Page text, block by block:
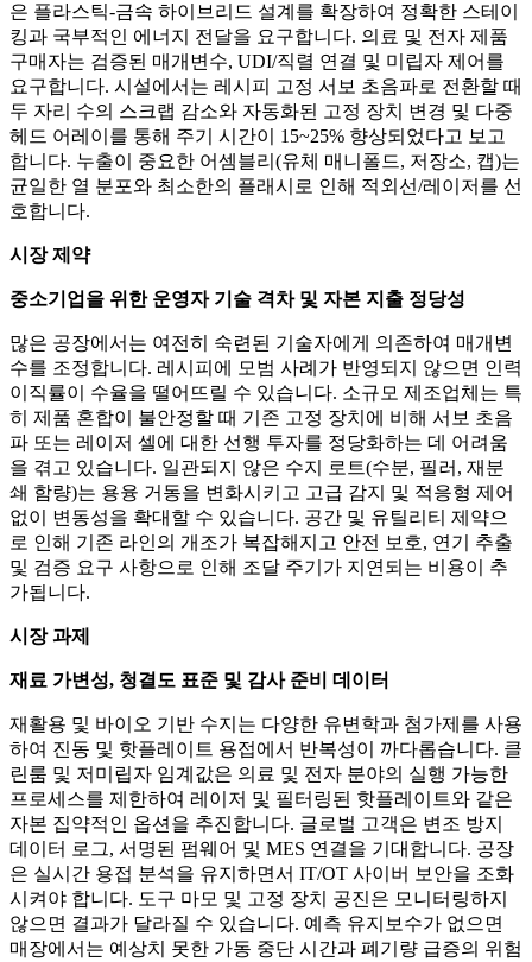
은 플라스틱-금속 하이브리드 설계를 확장하여 정확한 스테이
킹과 국부적인 에너지 전달을 요구합니다. 의료 및 전자 제품
구매자는 검증된 매개변수, UDI/직렬 연결 및 미립자 제어를
요구합니다. 시설에서는 레시피 고정 서보 초음파로 전환할 때
두 자리 수의 스크랩 감소와 자동화된 고정 장치 변경 및 다중
헤드 어레이를 통해 주기 시간이 15~25% 향상되었다고 보고
합니다. 누출이 중요한 어셈블리(유체 매니폴드, 저장소, 캡)는
균일한 열 분포와 최소한의 플래시로 인해 적외선/레이저를 선
호합니다.
시장 제약
중소기업을 위한 운영자 기술 격차 및 자본 지출 정당성
많은 공장에서는 여전히 숙련된 기술자에게 의존하여 매개변
수를 조정합니다. 레시피에 모범 사례가 반영되지 않으면 인력
이직률이 수율을 떨어뜨릴 수 있습니다. 소규모 제조업체는 특
히 제품 혼합이 불안정할 때 기존 고정 장치에 비해 서보 초음
파 또는 레이저 셀에 대한 선행 투자를 정당화하는 데 어려움
을 겪고 있습니다. 일관되지 않은 수지 로트(수분, 필러, 재분
쇄 함량)는 용융 거동을 변화시키고 고급 감지 및 적응형 제어
없이 변동성을 확대할 수 있습니다. 공간 및 유틸리티 제약으
로 인해 기존 라인의 개조가 복잡해지고 안전 보호, 연기 추출
및 검증 요구 사항으로 인해 조달 주기가 지연되는 비용이 추
가됩니다.
시장 과제
재료 가변성, 청결도 표준 및 감사 준비 데이터
재활용 및 바이오 기반 수지는 다양한 유변학과 첨가제를 사용
하여 진동 및 핫플레이트 용접에서 반복성이 까다롭습니다. 클
린룸 및 저미립자 임계값은 의료 및 전자 분야의 실행 가능한
프로세스를 제한하여 레이저 및 필터링된 핫플레이트와 같은
자본 집약적인 옵션을 추진합니다. 글로벌 고객은 변조 방지
데이터 로그, 서명된 펌웨어 및 MES 연결을 기대합니다. 공장
은 실시간 용접 분석을 유지하면서 IT/OT 사이버 보안을 조화
시켜야 합니다. 도구 마모 및 고정 장치 공진은 모니터링하지
않으면 결과가 달라질 수 있습니다. 예측 유지보수가 없으면
매장에서는 예상치 못한 가동 중단 시간과 폐기량 급증의 위험